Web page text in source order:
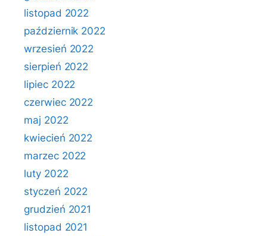
listopad 2022
październik 2022
wrzesień 2022
sierpień 2022
lipiec 2022
czerwiec 2022
maj 2022
kwiecień 2022
marzec 2022
luty 2022
styczeń 2022
grudzień 2021
listopad 2021